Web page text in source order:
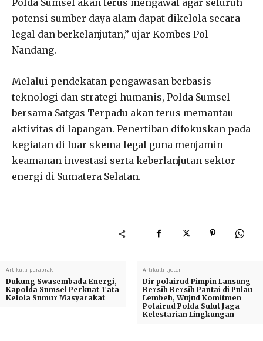
Polda Sumsel akan terus mengawal agar seluruh
potensi sumber daya alam dapat dikelola secara
legal dan berkelanjutan,” ujar Kombes Pol
Nandang.
Melalui pendekatan pengawasan berbasis
teknologi dan strategi humanis, Polda Sumsel
bersama Satgas Terpadu akan terus memantau
aktivitas di lapangan. Penertiban difokuskan pada
kegiatan di luar skema legal guna menjamin
keamanan investasi serta keberlanjutan sektor
energi di Sumatera Selatan.
Artikulli paraprak
Dukung Swasembada Energi,
Kapolda Sumsel Perkuat Tata
Kelola Sumur Masyarakat
Artikulli tjetër
Dir polairud Pimpin Lansung
Bersih Bersih Pantai di Pulau
Lembeh, Wujud Komitmen
Polairud Polda Sulut Jaga
Kelestarian Lingkungan